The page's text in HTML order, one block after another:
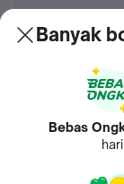
Banyak
Bebas
hari